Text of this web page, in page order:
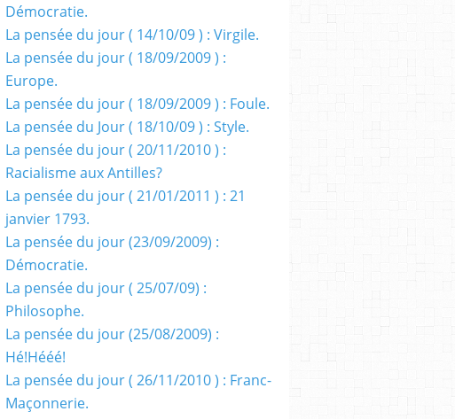
Démocratie.
La pensée du jour ( 14/10/09 ) : Virgile.
La pensée du jour ( 18/09/2009 ) :
Europe.
La pensée du jour ( 18/09/2009 ) : Foule.
La pensée du Jour ( 18/10/09 ) : Style.
La pensée du jour ( 20/11/2010 ) :
Racialisme aux Antilles?
La pensée du jour ( 21/01/2011 ) : 21
janvier 1793.
La pensée du jour (23/09/2009) :
Démocratie.
La pensée du jour ( 25/07/09) :
Philosophe.
La pensée du jour (25/08/2009) :
Hé!Hééé!
La pensée du jour ( 26/11/2010 ) : Franc-
Maçonnerie.